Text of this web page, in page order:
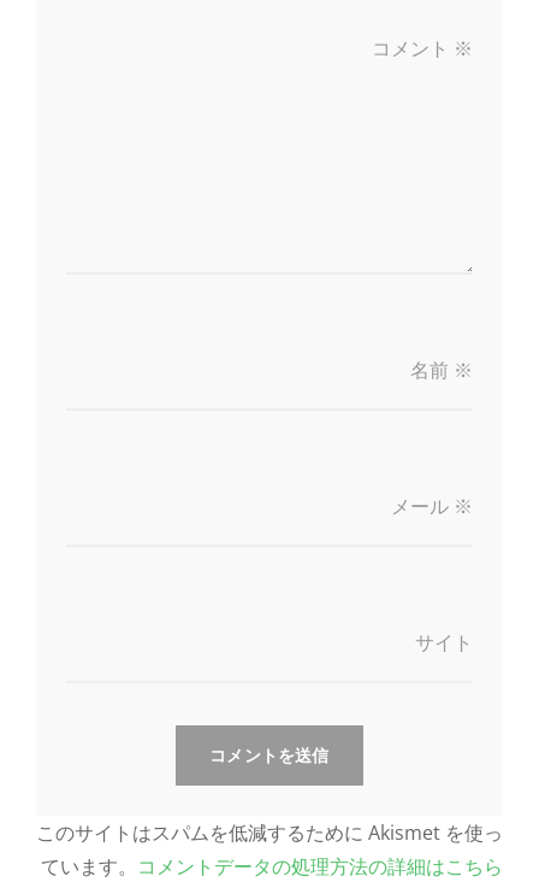
コメント ※
名前 ※
メール ※
サイト
このサイトはスパムを低減するために Akismet を使っ
ています。 コメントデータの処理方法の詳細はこちら